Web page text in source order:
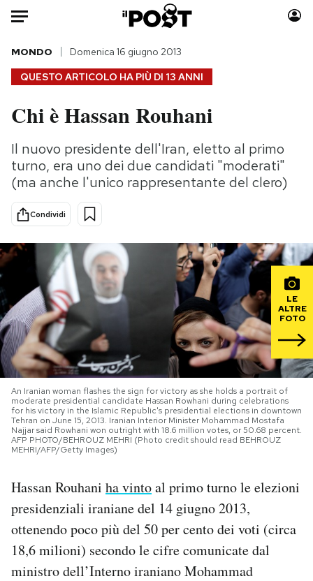
Auto
HOME
Italia
Politica
Tecnologia
Scienza
Economia
Sport
Moda
Consumismi
Storie/Idee
Altrecose
Mondiali calcio 2026
PODCAST
NEWSLETTER
I MIEI PREFERITI
CALENDARIO
AREA PERSONALE
QUESTO ARTICOLO HA PIÙ DI 13 ANNI
MONDO Domenica 16 giugno 2013
Chi è Hassan Rouhani
Il nuovo presidente dell'Iran, eletto al primo
turno, era uno dei due candidati "moderati"
(ma anche l'unico rappresentante del clero)
Condividi
LE
ALTRE
FOTO
An Iranian woman flashes the sign for victory as she holds a portrait of
moderate presidential candidate Hassan Rowhani during celebrations
for his victory in the Islamic Republic's presidential elections in downtown
Tehran on June 15, 2013. Iranian Interior Minister Mohammad Mostafa
Najjar said Rowhani won outright with 18.6 million votes, or 50.68 percent.
AFP PHOTO/BEHROUZ MEHRI (Photo credit should read BEHROUZ
MEHRI/AFP/Getty Images)
Hassan Rouhani ha vintoal primo turno le elezioni
presidenziali iraniane del 14 giugno 2013,
ottenendo poco più del 50 per cento dei voti (circa
18,6 milioni) secondo le cifre comunicate dal
ministro dell’Interno iraniano Mohammad